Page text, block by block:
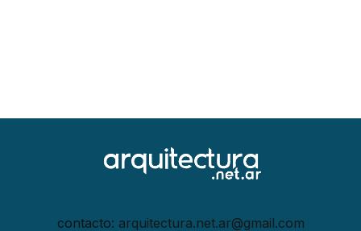
contacto: arquitectura.net.ar@gmail.com